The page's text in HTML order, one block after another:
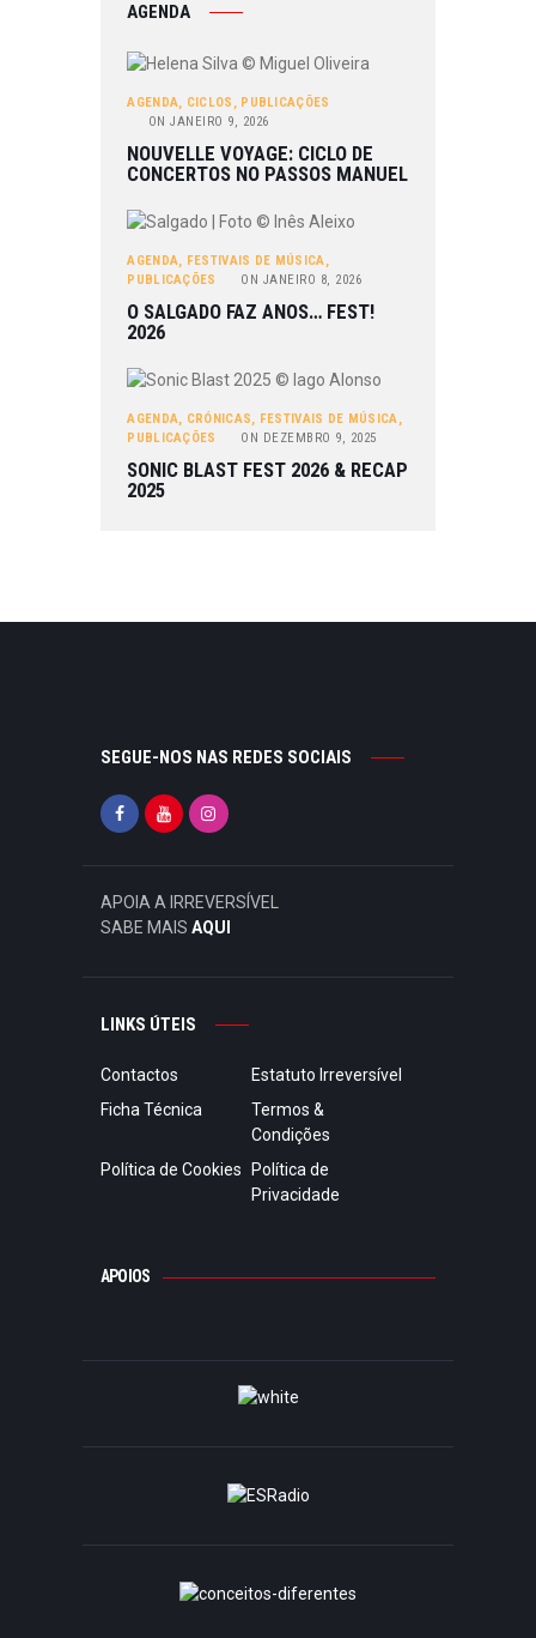
AGENDA
AGENDA, CICLOS , PUBLICAÇÕES
ON JANEIRO 9, 2026
NOUVELLE VOYAGE: CICLO DE
CONCERTOS NO PASSOS MANUEL
AGENDA, FESTIVAIS DE MÚSICA,
PUBLICAÇÕES
ON JANEIRO 8, 2026
O SALGADO FAZ ANOS… FEST!
2026
AGENDA, CRÓNICAS, FESTIVAIS DE MÚSICA,
PUBLICAÇÕES
ON DEZEMBRO 9, 2025
SONIC BLAST FEST 2026 & RECAP
2025
SEGUE-NOS NAS REDES SOCIAIS
APOIA A IRREVERSÍVEL
SABE MAIS AQUI
LINKS ÚTEIS
Contactos
Estatuto Irreversível
Ficha Técnica
Termos &
Condições
Política de Cookies
Política de
Privacidade
APOIOS